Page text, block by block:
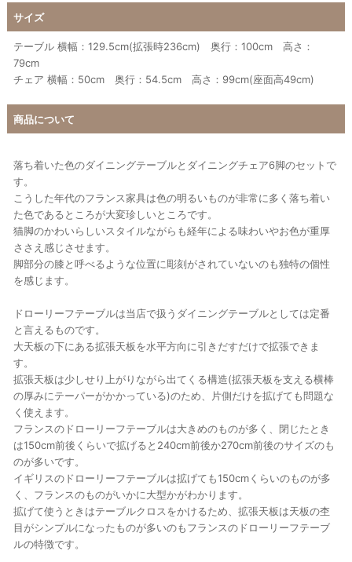
サイズ
テーブル 横幅：129.5cm(拡張時236cm) 奥行：100cm 高さ：
79cm
チェア 横幅：50cm 奥行：54.5cm 高さ：99cm(座面高49cm)
商品について
落ち着いた色のダイニングテーブルとダイニングチェア6脚のセットで
す。
こうした年代のフランス家具は色の明るいものが非常に多く落ち着い
た色であるところが大変珍しいところです。
猫脚のかわいらしいスタイルながらも経年による味わいやお色が重厚
ささえ感じさせます。
脚部分の膝と呼べるような位置に彫刻がされていないのも独特の個性
を感じます。
ドローリーフテーブルは当店で扱うダイニングテーブルとしては定番
と言えるものです。
大天板の下にある拡張天板を水平方向に引きだすだけで拡張できま
す。
拡張天板は少しせり上がりながら出てくる構造(拡張天板を支える横棒
の厚みにテーパーがかかっている)のため、片側だけを拡げても問題な
く使えます。
フランスのドローリーフテーブルは大きめのものが多く、閉じたとき
は150cm前後くらいで拡げると240cm前後か270cm前後のサイズのも
のが多いです。
イギリスのドローリーフテーブルは拡げても150cmくらいのものが多
く、フランスのものがいかに大型かがわかります。
拡げて使うときはテーブルクロスをかけるため、拡張天板は天板の杢
目がシンプルになったものが多いのもフランスのドローリーフテーブ
ルの特徴です。